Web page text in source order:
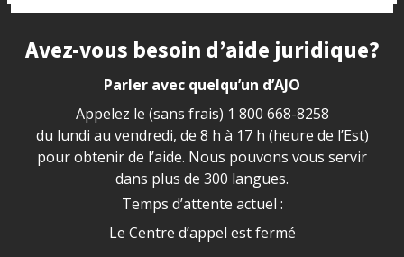
Site footer
Avez-vous besoin d’aide juridique?
Parler avec quelqu’un d’AJO
Appelez le (sans frais) 1 800 668-8258
du lundi au vendredi, de 8 h à 17 h (heure de l’Est)
pour obtenir de l’aide. Nous pouvons vous servir
dans plus de 300 langues.
Temps d’attente actuel :
Le Centre d’appel est fermé